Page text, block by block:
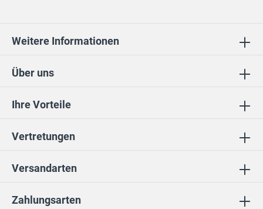
Ihre Vorteile
Vertretungen
Über uns
Weitere Informationen
Zahlungsarten
Versandarten